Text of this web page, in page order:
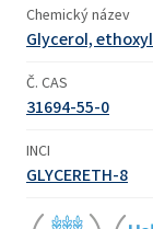
Chemický název
Glycerol,
Č. CAS
31694-55-0
INCI
GLYCERETH-8